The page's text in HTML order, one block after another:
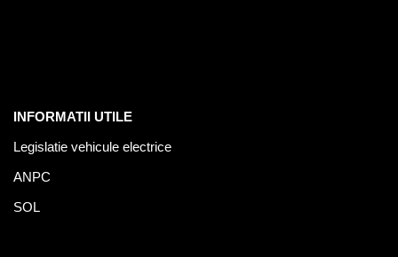
INFORMATII UTILE
Legislatie vehicule electrice
ANPC
SOL